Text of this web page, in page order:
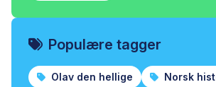
Populære tagger
Olav den hellige
Norsk